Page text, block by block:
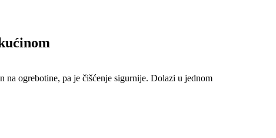
na ogrebotine, pa je čišćenje sigurnije. Dolazi u jednom